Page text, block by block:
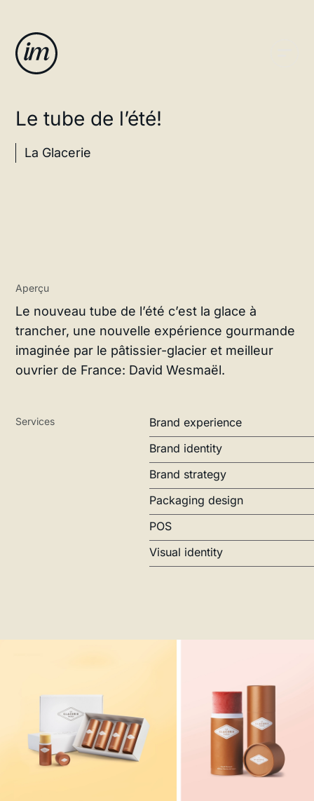
Le tube de l’été!
La Glacerie
Aperçu
Le nouveau tube de l’été c’est la glace à
trancher, une nouvelle expérience gourmande
imaginée par le pâtissier-glacier et meilleur
ouvrier de France: David Wesmaël.
Services
Brand experience
Brand identity
Brand strategy
Packaging design
POS
Visual identity